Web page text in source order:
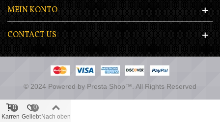
MEIN KONTO
CONTACT US
© 2024 Powered by Presta Shop™. All Rights Reserved
Karren
0
Geliebt
0
Nach oben